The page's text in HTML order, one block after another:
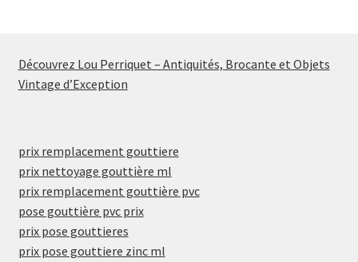
Découvrez Lou Perriquet – Antiquités, Brocante et Objets
Vintage d’Exception
prix remplacement gouttiere
prix nettoyage gouttière ml
prix remplacement gouttière pvc
pose gouttière pvc prix
prix pose gouttieres
prix pose gouttiere zinc ml